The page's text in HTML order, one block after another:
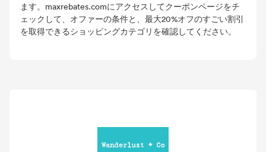
ます。maxrebates.comにアクセスしてクーポンページをチ
ェックして、オファーの条件と、最大20%オフのすごい割引
を取得できるショッピングカテゴリを確認してください。